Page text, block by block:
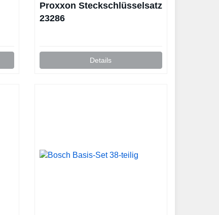
Proxxon Steckschlüsselsatz
23286
Details